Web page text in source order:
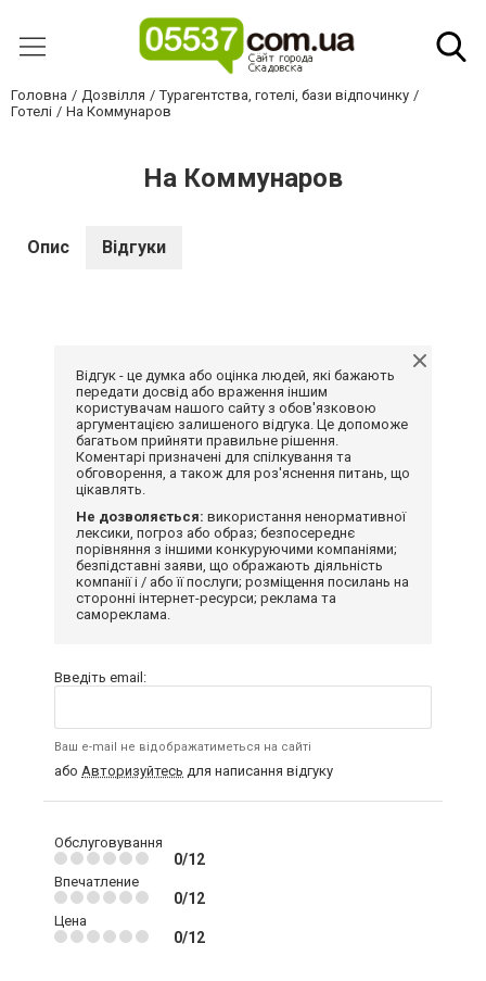
Головна Дозвілля
Турагентства, готелі, бази відпочинку
Готелі
На Коммунаров
На Коммунаров
Опис Відгуки
Відгук - це думка або оцінка людей, які бажають
передати досвід або враження іншим
користувачам нашого сайту з обов'язковою
аргументацією залишеного відгука. Це допоможе
багатьом прийняти правильне рішення.
Коментарі призначені для спілкування та
обговорення, а також для роз'яснення питань, що
цікавлять.
Не дозволяється: використання ненормативної
лексики, погроз або образ; безпосереднє
порівняння з іншими конкуруючими компаніями;
безпідставні заяви, що ображають діяльність
компанії і / або її послуги; розміщення посилань на
сторонні інтернет-ресурси; реклама та
самореклама.
Введіть email:
Ваш e-mail не відображатиметься на сайті
або Авторизуйтесь для написання відгуку
Обслуговування
0/12
Впечатление
0/12
Цена
0/12